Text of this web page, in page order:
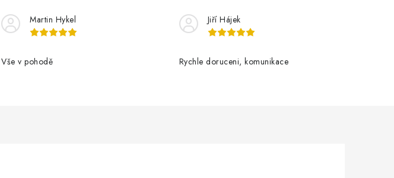
Martin Hykel
Vše v pohodě
Jiří Hájek
Rychle doruceni, komunikace